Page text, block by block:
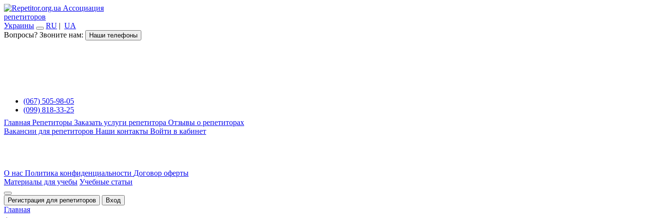
Ассоциация
репетиторов
Украины
RU | UA
Вопросы? Звоните нам:
Наши телефоны
(067) 505-98-05
(099) 818-33-25
Главная Репетиторы Заказать услуги репетитора Отзывы о репетиторах
Вакансии для репетиторов Наши контакты Войти в кабинет
О нас Политика конфиденциальности Договор оферты
Материалы для учебы Учебные статьи
Регистрация для репетиторов Вход
Главная